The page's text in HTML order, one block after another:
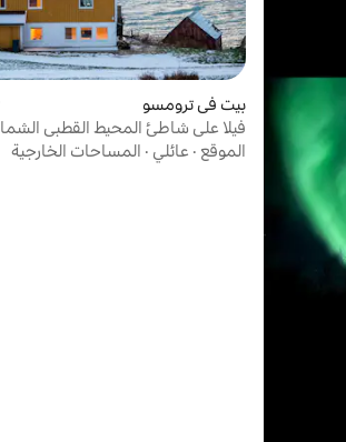
بيت في ترومسو
فيلا على شاطئ المحيط القطبي
ساونا خارجية خاصة
الموقع · عائلي · المساحات الخارجية